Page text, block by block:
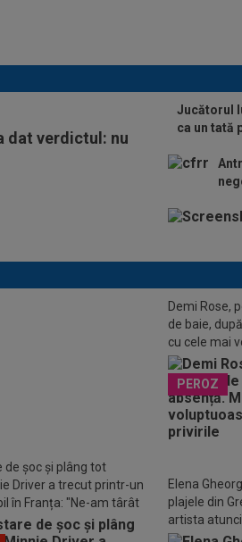
dat verdictul: nu
Jucătorul
ca un tată
Demi Rose,
de baie,
cu cele mai
toate privirile
PEROZ
de șoc și plâng tot
Driver a trecut printr-un
în Franța: "Ne-am târât
Elena
plajele din
artista